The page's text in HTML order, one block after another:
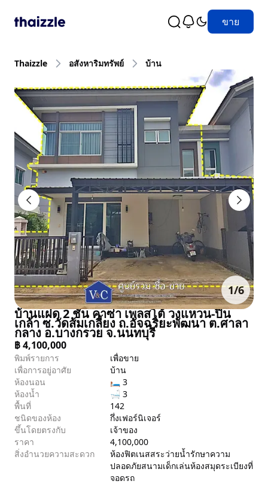
ขาย
Thaizzle อสังหาริมทรัพย์ บ้าน
1/6
บ้านแฝด 2 ชั้น คาซ่า เพลสโต้ วงแหวน-ปิ่น
เกล้า ซ.วัดส้มเกลี้ยง ถ.อัจฉริยะพัฒนา ต.ศาลา
กลาง อ.บางกรวย จ.นนทบุรี
฿4,100,000
พิมพ์รายการ
เพื่อขาย
เพื่อการอยู่อาศัย
บ้าน
ห้องนอน
🛏 3
ห้องน้ำ
🛁 3
พื้นที่
142
ชนิดของห้อง
กึ่งเฟอร์นิเจอร์
ขึ้นโดยตรงกับ
เจ้าของ
ราคา
4,100,000
สิ่งอำนวยความสะดวก
ห้องฟิตเนสสระว่ายน้ำรักษาความ
ปลอดภัยสนามเด็กเล่นห้องสมุดระเบียงที่
จอดรถ